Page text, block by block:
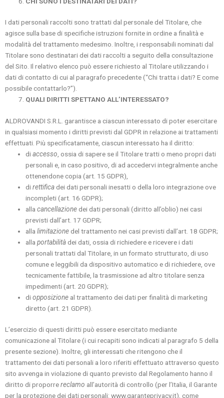
I dati personali raccolti sono trattati dal personale del Titolare, che
agisce sulla base di specifiche istruzioni fornite in ordine a finalità e
modalità del trattamento medesimo. Inoltre, i responsabili nominati dal
Titolare sono destinatari dei dati raccolti a seguito della consultazione
del Sito. Il relativo elenco può essere richiesto al Titolare utilizzando i
dati di contatto di cui al paragrafo precedente (“Chi tratta i dati? E come
possibile contattarlo?”).
QUALI DIRITTI SPETTANO ALL’INTERESSATO?
ALDROVANDI S.R.L. garantisce a ciascun interessato di poter esercitare
in qualsiasi momento i diritti previsti dal GDPR in relazione ai trattamenti
effettuati. Più specificatamente, ciascun interessato ha il diritto:
diaccesso , ossia di sapere se il Titolare tratti o meno propri dati
personali e, in caso positivo, di ad accedervi integralmente anche
ottenendone copia (art. 15 GDPR),
direttificadei dati personali inesatti o della loro integrazione ove
incompleti (art. 16 GDPR);
allacancellazionedei dati personali (diritto all’oblio) nei casi
previsti dall’art. 17 GDPR;
allalimitazionedel trattamento nei casi previsti dall’art. 18 GDPR;
allaportabilitàdei dati, ossia di richiedere e ricevere i dati
personali trattati dal Titolare, in un formato strutturato, di uso
comune e leggibili da dispositivo automatico e di richiedere, ove
tecnicamente fattibile, la trasmissione ad altro titolare senza
impedimenti (art. 20 GDPR);
diopposizione al trattamento dei dati per finalità di marketing
diretto (art. 21 GDPR).
L’esercizio di questi diritti può essere esercitato mediante
comunicazione al Titolare (i cui recapiti sono indicati al paragrafo 5 della
presente sezione). Inoltre, gli interessati che ritengono che il
trattamento dei dati personali a loro riferiti effettuato attraverso questo
sito avvenga in violazione di quanto previsto dal Regolamento hanno il
diritto di proporrereclamo all’autorità di controllo (per l’Italia, il Garante
per la protezione dei dati personali: www.garanteprivacy.it), come